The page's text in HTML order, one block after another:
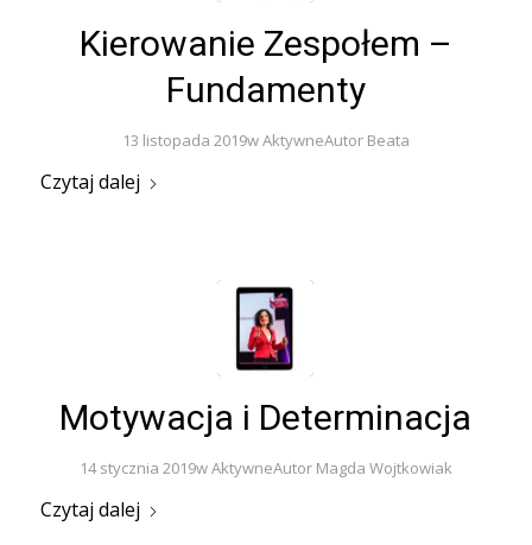
Kierowanie Zespołem –
Fundamenty
13 listopada 2019wAktywneAutor Beata
Czytaj dalej
Motywacja i Determinacja
14 stycznia 2019wAktywneAutor Magda Wojtkowiak
Czytaj dalej